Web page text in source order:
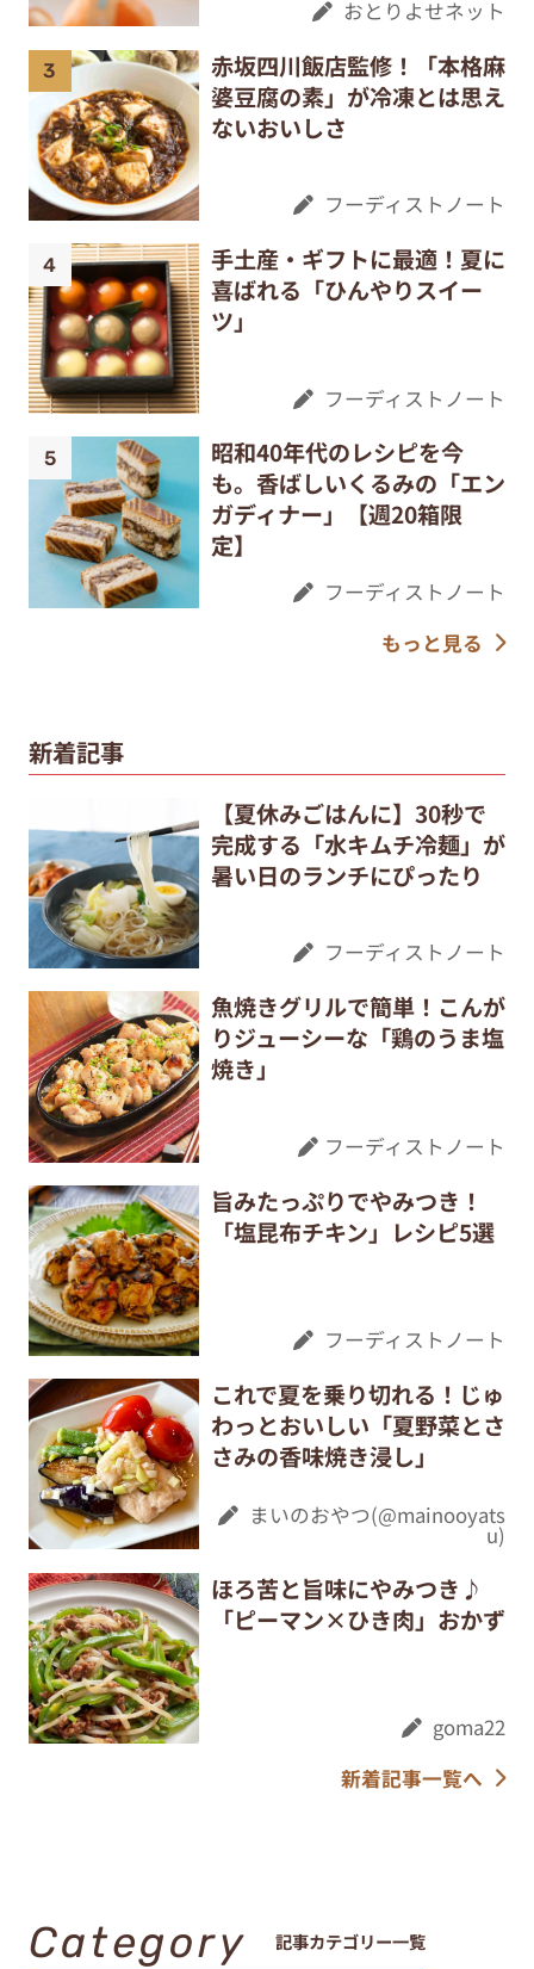
おとりよせネット
赤坂四川飯店監修！「本格麻
婆豆腐の素」が冷凍とは思え
ないおいしさ
フーディストノート
手土産・ギフトに最適！夏に
喜ばれる「ひんやりスイー
ツ」
フーディストノート
昭和40年代のレシピを今
も。香ばしいくるみの「エン
ガディナー」【週20箱限
定】
フーディストノート
もっと見る
新着記事
【夏休みごはんに】30秒で
完成する「水キムチ冷麺」が
暑い日のランチにぴったり
フーディストノート
魚焼きグリルで簡単！こんが
りジューシーな「鶏のうま塩
焼き」
フーディストノート
旨みたっぷりでやみつき！
「塩昆布チキン」レシピ5選
フーディストノート
これで夏を乗り切れる！じゅ
わっとおいしい「夏野菜とさ
さみの香味焼き浸し」
まいのおやつ(@mainooyats
u)
ほろ苦と旨味にやみつき♪
「ピーマン×ひき肉」おかず
goma22
新着記事一覧へ
Category 記事カテゴリー一覧